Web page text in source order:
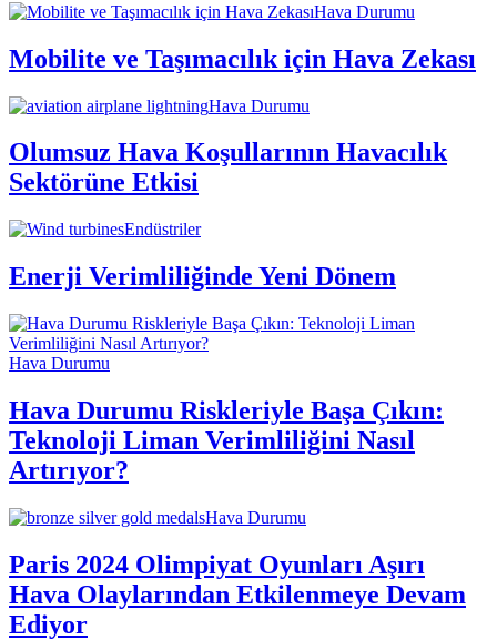
Hava Durumu
Mobilite ve Taşımacılık için Hava Zekası
Hava Durumu
Olumsuz Hava Koşullarının Havacılık
Sektörüne Etkisi
Endüstriler
Enerji Verimliliğinde Yeni Dönem
Hava Durumu
Hava Durumu Riskleriyle Başa Çıkın:
Teknoloji Liman Verimliliğini Nasıl
Artırıyor?
Hava Durumu
Paris 2024 Olimpiyat Oyunları Aşırı
Hava Olaylarından Etkilenmeye Devam
Ediyor